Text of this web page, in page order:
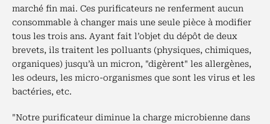
marché fin mai. Ces purificateurs ne renferment aucun
consommable à changer mais une seule pièce à modifier
tous les trois ans. Ayant fait l’objet du dépôt de deux
brevets, ils traitent les polluants (physiques, chimiques,
organiques) jusqu’à un micron, "digèrent" les allergènes,
les odeurs, les micro-organismes que sont les virus et les
bactéries, etc.
"Notre purificateur diminue la charge microbienne dans